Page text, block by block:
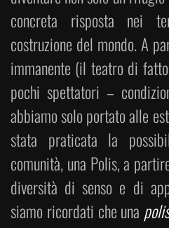
concreta risposta nei
costruzione del mondo. A
immanente (il teatro di
pochi spettatori –
abbiamo solo portato alle
stata praticata la
comunità, una Polis, a
diversità di senso e di
siamo ricordati che una